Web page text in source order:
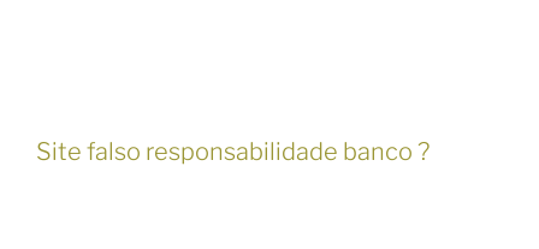
Site falso responsabilidade banco ?